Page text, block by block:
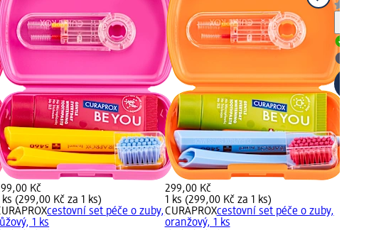
Kč
ks (299,00 Kč za 1 ks)
cestovní set péče o zuby,
1 ks
299,00 Kč
1 ks (299,00 Kč za 1 ks)
CURAPROXcestovní set péče o zuby,
oranžový, 1 ks